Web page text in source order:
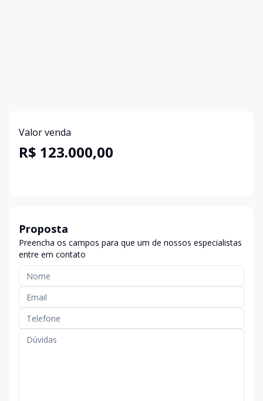
Valor venda
R$ 123.000,00
Proposta
Preencha os campos para que um de nossos especialistas
entre em contato